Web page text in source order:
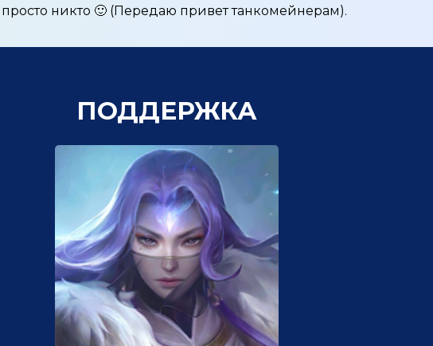
никто 🙂 (Передаю привет танкомейнерам).
ПОДДЕРЖКА